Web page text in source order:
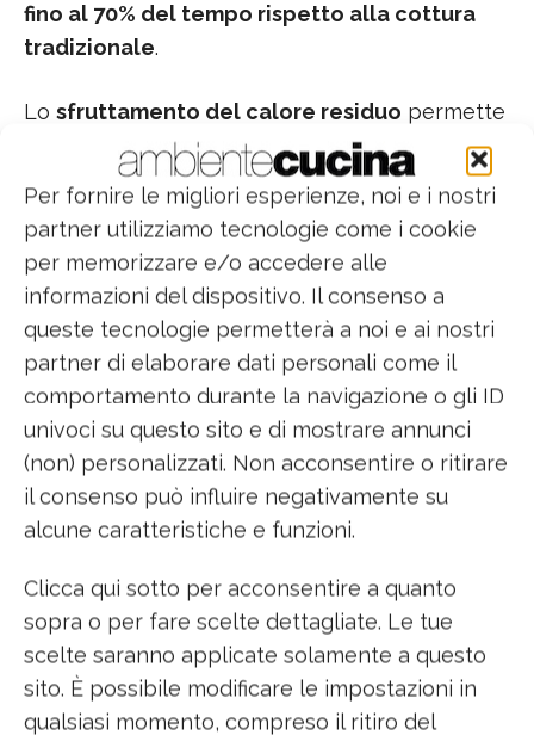
Per fornire le migliori esperienze, noi e i nostri
partner utilizziamo tecnologie come i cookie
per memorizzare e/o accedere alle
informazioni del dispositivo. Il consenso a
queste tecnologie permetterà a noi e ai nostri
partner di elaborare dati personali come il
comportamento durante la navigazione o gli ID
univoci su questo sito e di mostrare annunci
(non) personalizzati. Non acconsentire o ritirare
il consenso può influire negativamente su
alcune caratteristiche e funzioni.
Clicca qui sotto per acconsentire a quanto
sopra o per fare scelte dettagliate. Le tue
scelte saranno applicate solamente a questo
sito. È possibile modificare le impostazioni in
qualsiasi momento, compreso il ritiro del
fino al 70% del tempo rispetto alla cottura
tradizionale.
Lo sfruttamento del calore residuo permette
una gestione intelligente dell’energia: non
appena si utilizza la sonda termometrica o si
programma una durata di cottura, il forno si
spegne anzitempo e le pietanze vengono
cotte fino alla fine senza rinunciare alla qualità,
grazie al calore residuo
IlGourmet Assistant suggerisce il numero
corretto di Unità Gourmet,l’intensità, la
modalità e la durata di cottura più indicate in
base al peso e al tipo di ingrediente.
Lafunzione Gourmet Pro è invece perfetta
per chi ama sperimentare
in cucina: permette
infatti di impostare manualmente tutti i
parametri (modalità di cottura, unità gourmet,
temperatura e durata) per ottenere il risultato
desiderato.